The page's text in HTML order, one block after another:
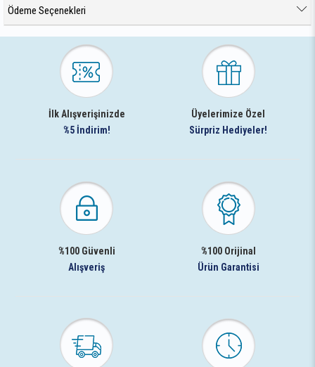
Ödeme Seçenekleri
İlk Alışverişinizde
%5 İndirim!
Üyelerimize Özel
Sürpriz Hediyeler!
%100 Güvenli
Alışveriş
%100 Orijinal
Ürün Garantisi